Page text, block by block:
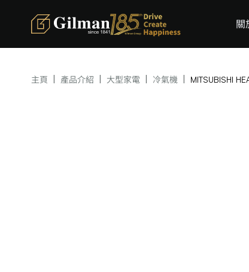
關
主頁 產品介紹 大型家電 冷氣機 MITSUBISHI